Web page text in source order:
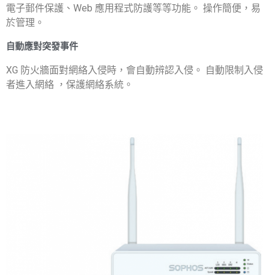
電子郵件保護、Web 應用程式防護等等功能。 操作簡便，易
於管理。
自動應對突發事件
XG 防火牆面對網絡入侵時，會自動辨認入侵。 自動限制入侵
者進入網絡 ，保護網絡系統。